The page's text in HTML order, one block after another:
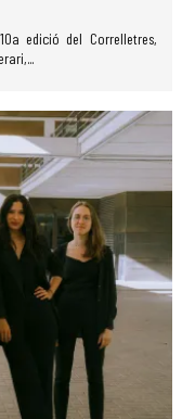
edició del Correlletres,